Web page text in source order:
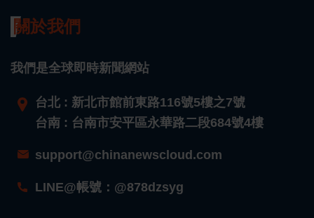
關於我們
我們是全球即時新聞網站
台北 : 新北市館前東路116號5樓之7號
台南 : 台南市安平區永華路二段684號4樓
support@chinanewscloud.com
LINE@帳號：@878dzsyg